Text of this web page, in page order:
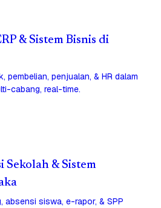
& Sistem Bisnis di
pembelian, penjualan, & HR dalam
cabang, real-time.
Sekolah & Sistem
absensi siswa, e-rapor, & SPP